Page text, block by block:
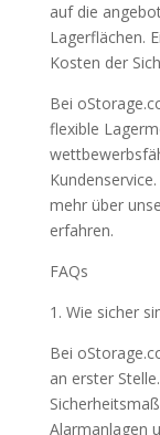
auf die
Lagerflächen.
Kosten der
Bei
flexible
mehr über
erfahren.
FAQs
1. Wie sicher
Bei
an erster
Alarmanlagen